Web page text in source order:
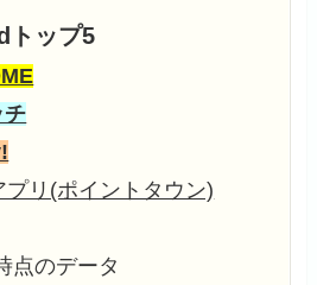
トップ5
チ
リ(ポイントタウン)
点のデータ